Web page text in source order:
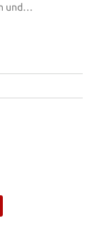
und…